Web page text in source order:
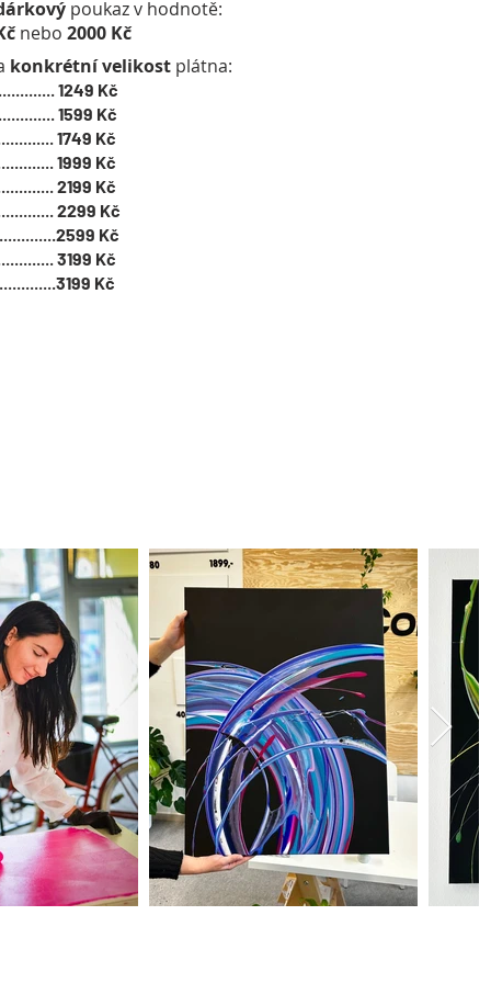
poukaz v hodnotě:
nebo 2000 Kč
konkrétní velikost plátna:
1249 Kč
1599 Kč
1749 Kč
1999 Kč
2199 Kč
2299 Kč
2599 Kč
3199 Kč
3199 Kč